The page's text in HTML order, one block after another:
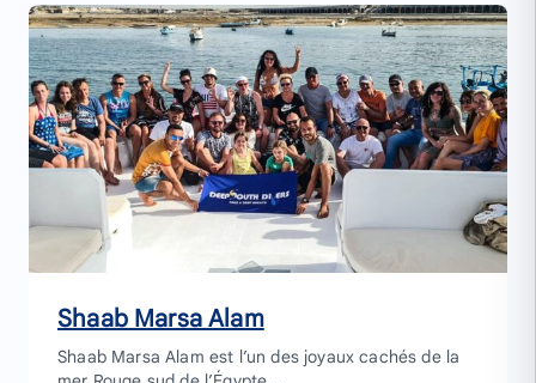
Shaab Marsa Alam
Shaab Marsa Alam est l’un des joyaux cachés de la